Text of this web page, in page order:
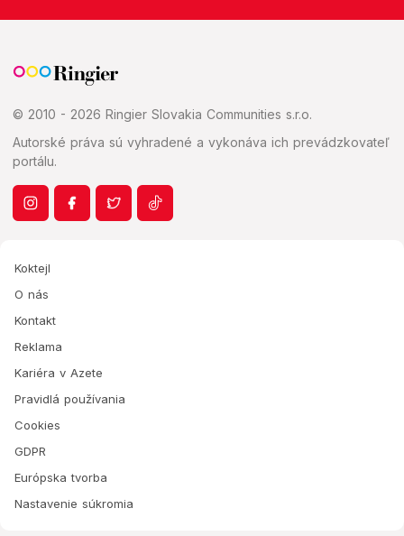
© 2010 - 2026 Ringier Slovakia Communities s.r.o.
Autorské práva sú vyhradené a vykonáva ich prevádzkovateľ
portálu.
Koktejl
O nás
Kontakt
Reklama
Kariéra v Azete
Pravidlá používania
Cookies
GDPR
Európska tvorba
Nastavenie súkromia